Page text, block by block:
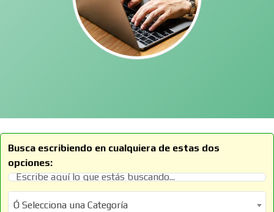
Busca escribiendo en cualquiera de estas dos
opciones:
Ó Selecciona una Categoría
Ó Selecciona una Categoría